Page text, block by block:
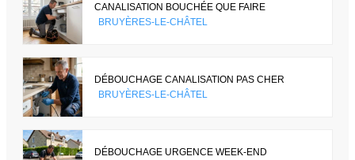
CANALISATION BOUCHÉE QUE FAIRE
BRUYÈRES-LE-CHÂTEL
DÉBOUCHAGE CANALISATION PAS CHER
BRUYÈRES-LE-CHÂTEL
DÉBOUCHAGE URGENCE WEEK-END